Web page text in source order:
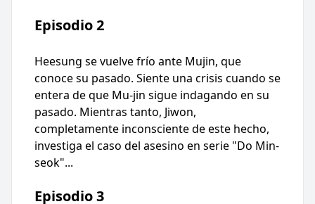
Episodio 2
Heesung se vuelve frío ante Mujin, que
conoce su pasado. Siente una crisis cuando se
entera de que Mu-jin sigue indagando en su
pasado. Mientras tanto, Jiwon,
completamente inconsciente de este hecho,
investiga el caso del asesino en serie "Do Min-
seok"...
Episodio 3